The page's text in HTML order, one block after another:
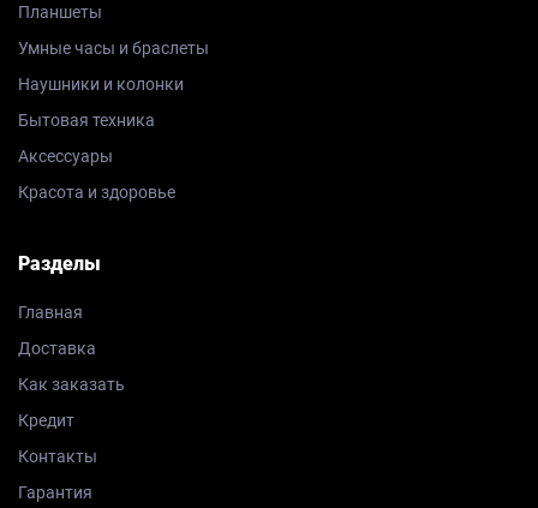
Планшеты
Умные часы и браслеты
Наушники и колонки
Бытовая техника
Аксессуары
Красота и здоровье
Разделы
Главная
Доставка
Как заказать
Кредит
Контакты
Гарантия